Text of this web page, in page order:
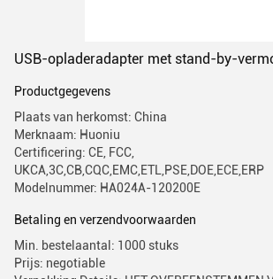
USB-opladeradapter met stand-by-
Productgegevens
Plaats van herkomst: China
Merknaam: Huoniu
Certificering: CE, FCC,
UKCA,3C,CB,CQC,EMC,ETL,PSE,DOE,ECE,ERP
Modelnummer: HA024A-120200E
Betaling en verzendvoorwaarden
Min. bestelaantal: 1000 stuks
Prijs: negotiable